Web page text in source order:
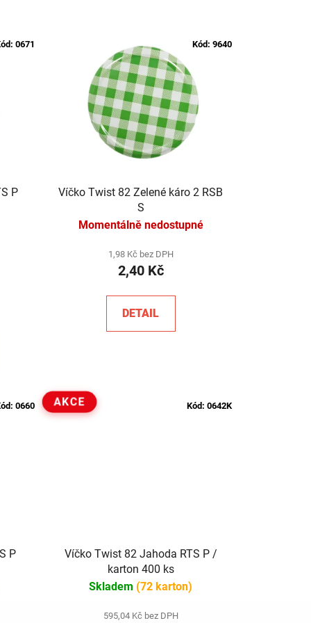
P
0671
Víčko Twist 82 Zelené káro 2 RSB
S
Momentálně nedostupné
1,98 Kč bez DPH
2,40 Kč
DETAIL
Kód: 9640
P
0660 AKCE
Víčko Twist 82 Jahoda RTS P /
karton 400 ks
Skladem (72 karton)
595,04 Kč bez DPH
Kód: 0642K